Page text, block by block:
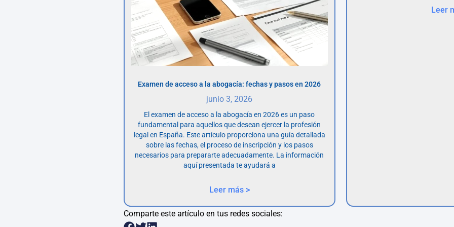
Examen de acceso a la abogacía: fechas y pasos en 2026
junio 3, 2026
El examen de acceso a la abogacía en 2026 es un paso
fundamental para aquellos que desean ejercer la profesión
legal en España. Este artículo proporciona una guía detallada
sobre las fechas, el proceso de inscripción y los pasos
necesarios para prepararte adecuadamente. La información
aquí presentada te ayudará a
Leer más >
Leer
Comparte este artículo en tus redes sociales: